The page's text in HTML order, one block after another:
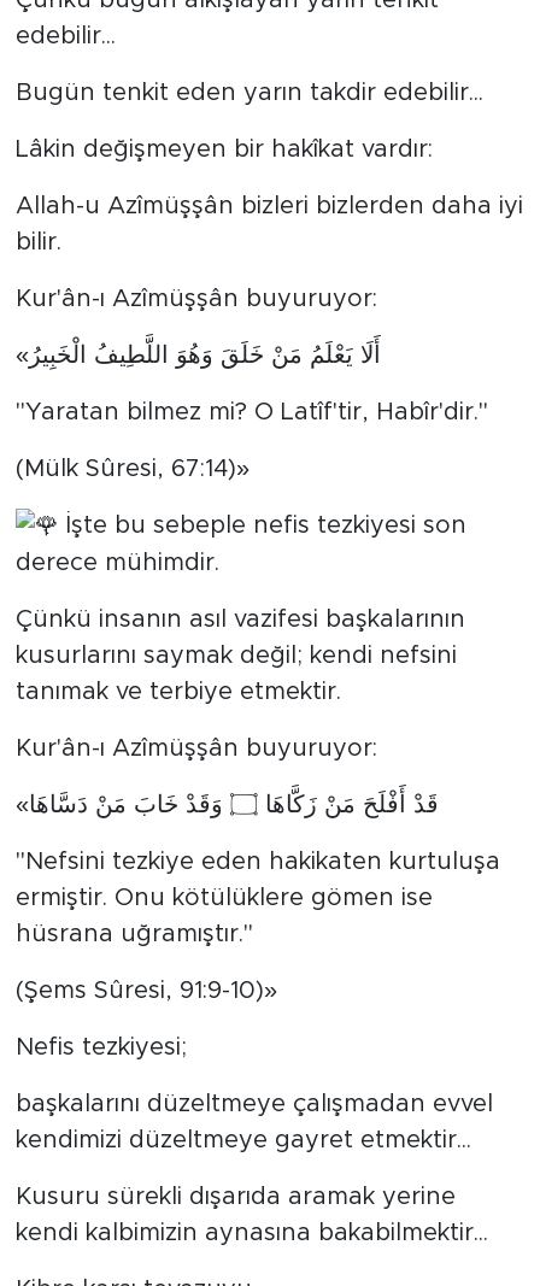
edebilir...
Bugün tenkit eden yarın takdir edebilir...
Lâkin değişmeyen bir hakîkat vardır:
Allah-u Azîmüşşân bizleri bizlerden daha iyi
bilir.
Kur'ân-ı Azîmüşşân buyuruyor:
«أَلَا يَعْلَمُ مَنْ خَلَقَ وَهُوَ اللَّطِيفُ الْخَبِيرُ
"Yaratan bilmez mi? O Latîf'tir, Habîr'dir."
(Mülk Sûresi, 67:14)»
İşte bu sebeple nefis tezkiyesi son
derece mühimdir.
Çünkü insanın asıl vazifesi başkalarının
kusurlarını saymak değil; kendi nefsini
tanımak ve terbiye etmektir.
Kur'ân-ı Azîmüşşân buyuruyor:
«قَدْ أَفْلَحَ مَنْ زَكَّاهَا ۝ وَقَدْ خَابَ مَنْ دَسَّاهَا
"Nefsini tezkiye eden hakikaten kurtuluşa
ermiştir. Onu kötülüklere gömen ise
hüsrana uğramıştır."
(Şems Sûresi, 91:9-10)»
Nefis tezkiyesi;
başkalarını düzeltmeye çalışmadan evvel
kendimizi düzeltmeye gayret etmektir...
Kusuru sürekli dışarıda aramak yerine
kendi kalbimizin aynasına bakabilmektir...